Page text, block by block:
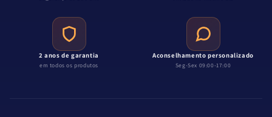
2 anos de garantia
em todos os produtos
Aconselhamento personalizado
Seg-Sex 09:00-17:00